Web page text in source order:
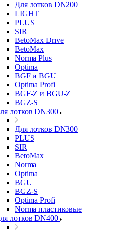
Для лотков DN200
LIGHT
PLUS
SIR
BetoMax Drive
BetoMax
Norma Plus
Optima
BGF и BGU
Optima Profi
BGF-Z и BGU-Z
BGZ-S
лотков DN300
Для лотков DN300
PLUS
SIR
BetoMax
Norma
Optima
BGU
BGZ-S
Optima Profi
Norma пластиковые
лотков DN400